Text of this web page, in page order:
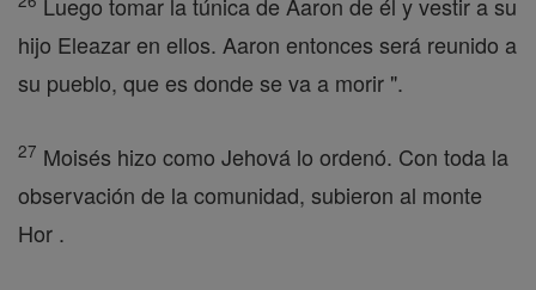
hijo Eleazar en ellos. Aaron entonces será reunido a
su pueblo, que es donde se va a morir ".
27 Moisés hizo como Jehová lo ordenó. Con toda la
observación de la comunidad, subieron al monte
Hor .